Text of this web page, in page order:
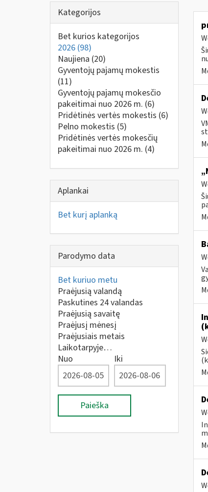
Kategorijos
Bet kurios kategorijos
2026 (98)
Naujiena (20)
Gyventojų pajamų mokestis
(11)
Gyventojų pajamų mokesčio
pakeitimai nuo 2026 m. (6)
Pridėtinės vertės mokestis (6)
Pelno mokestis (5)
Pridėtinės vertės mokesčių
pakeitimai nuo 2026 m. (4)
Aplankai
Bet kurį aplanką
Parodymo data
Bet kuriuo metu
Praėjusią valandą
Paskutines 24 valandas
Praėjusią savaitę
Praėjusį mėnesį
Praėjusiais metais
Laikotarpyje…
Nuo
Iki
Paieška